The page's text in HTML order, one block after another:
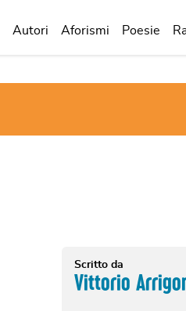
Autori Aforismi Poesie
Scritto da
Vittorio